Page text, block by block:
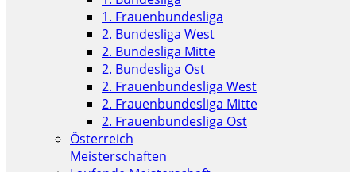
1. Frauenbundesliga
2. Bundesliga West
2. Bundesliga Mitte
2. Bundesliga Ost
2. Frauenbundesliga West
2. Frauenbundesliga Mitte
2. Frauenbundesliga Ost
Österreich
Meisterschaften